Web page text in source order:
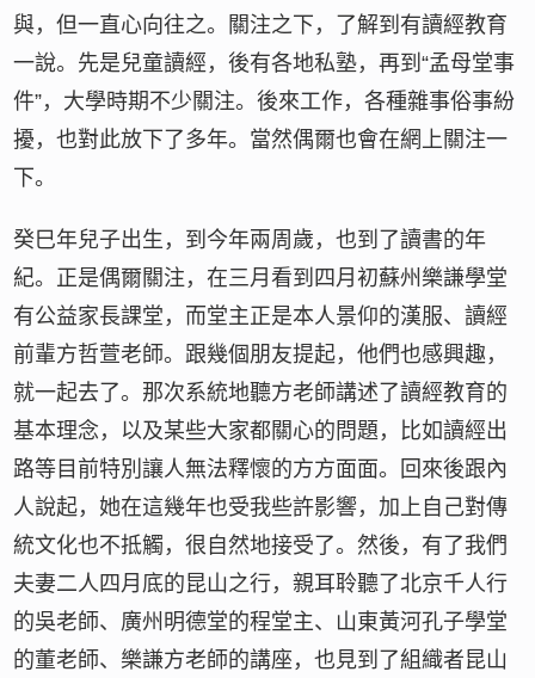
與，但一直心向往之。關注之下，了解到有讀經教育
一說。先是兒童讀經，後有各地私塾，再到“孟母堂事
件”，大學時期不少關注。後來工作，各種雜事俗事紛
擾，也對此放下了多年。當然偶爾也會在網上關注一
下。
癸巳年兒子出生，到今年兩周歲，也到了讀書的年
紀。正是偶爾關注，在三月看到四月初蘇州樂謙學堂
有公益家長課堂，而堂主正是本人景仰的漢服、讀經
前輩方哲萱老師。跟幾個朋友提起，他們也感興趣，
就一起去了。那次系統地聽方老師講述了讀經教育的
基本理念，以及某些大家都關心的問題，比如讀經出
路等目前特別讓人無法釋懷的方方面面。回來後跟內
人說起，她在這幾年也受我些許影響，加上自己對傳
統文化也不抵觸，很自然地接受了。然後，有了我們
夫妻二人四月底的昆山之行，親耳聆聽了北京千人行
的吳老師、廣州明德堂的程堂主、山東黃河孔子學堂
的董老師、樂謙方老師的講座，也見到了組織者昆山